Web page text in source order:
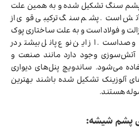
پشم سنگ تشکیل شده و به همین علت
آتش است. پشم سنگ ترکیبی قوی از
و فولاد است و به علت ساختاری پوک
و صداست. از این نوع پانل بیشتر در
آتش‌سوزی وجود دارد مانند صنعت و
می‌شود. ساندویچ پنل‌های دیواری
آلوزینک تشکیل شده باشند بهترین
هستند.
پشم شیشه: